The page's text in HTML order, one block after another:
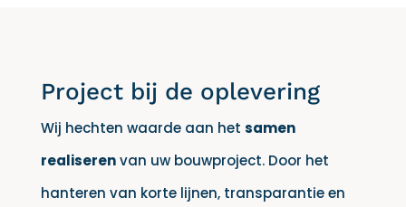
Project bij de oplevering
Wij hechten waarde aan het samen
realiserenvan uw bouwproject. Door het
hanteren van korte lijnen, transparantie en